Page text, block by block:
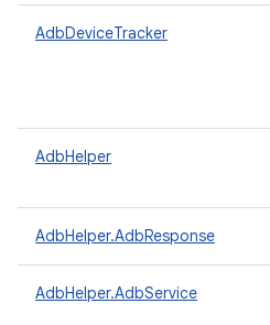
AdbDeviceTracker
AdbHelper
AdbHelper.AdbResponse
AdbHelper.AdbService